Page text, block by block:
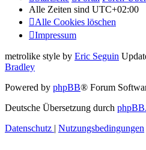
Alle Zeiten sind UTC+02:00
Alle Cookies löschen
Impressum
metrolike style by Eric Seguin
Bradley
Powered by phpBB® Forum
Deutsche Übersetzung durch
Datenschutz | Nutzungsbedingungen